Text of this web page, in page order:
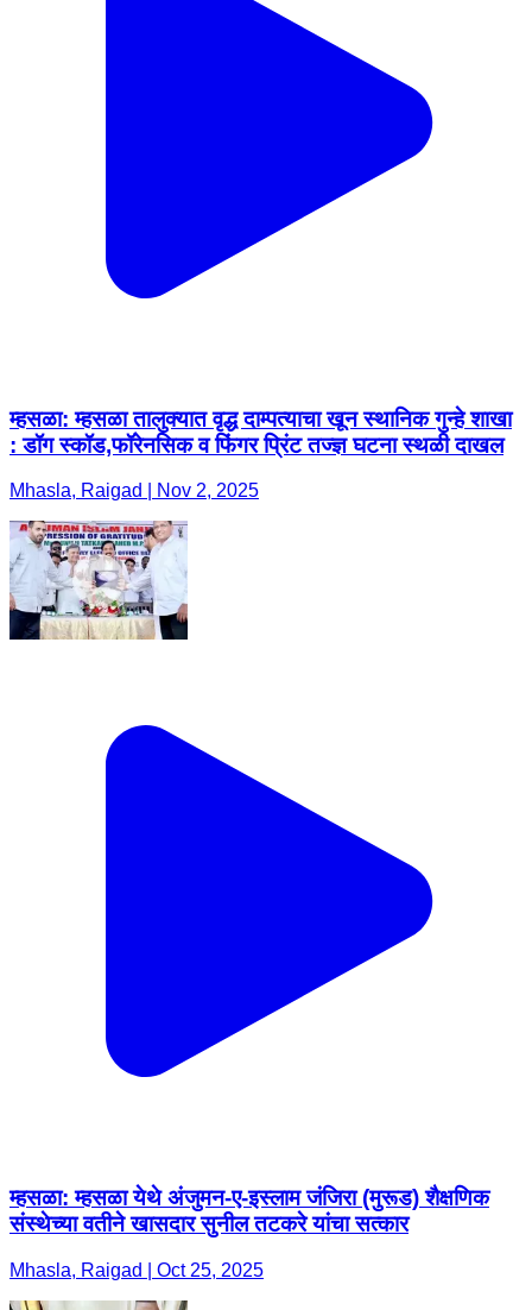
म्हसळा: म्हसळा तालुक्यात वृद्ध दाम्पत्याचा खून स्थानिक गुन्हे शाखा
: डॉग स्कॉड,फॉरेनसिक व फिंगर प्रिंट तज्ज्ञ घटना स्थळी दाखल
Mhasla, Raigad | Nov 2, 2025
म्हसळा: म्हसळा येथे अंजुमन-ए-इस्लाम जंजिरा (मुरूड) शैक्षणिक
संस्थेच्या वतीने खासदार सुनील तटकरे यांचा सत्कार
Mhasla, Raigad | Oct 25, 2025